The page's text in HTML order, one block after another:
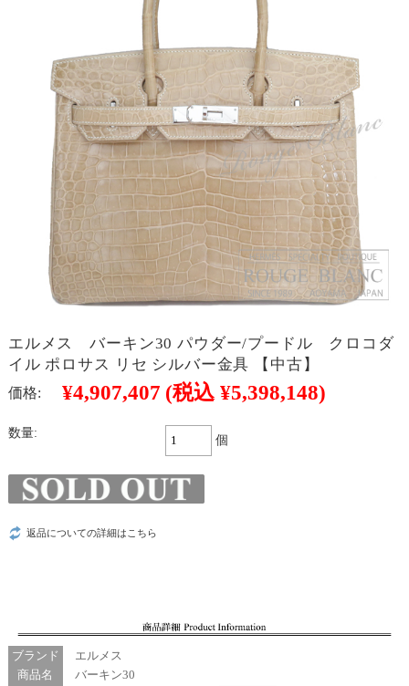
エルメス バーキン30 パウダー/プードル クロコダ
イル ポロサス リセ シルバー金具 【中古】
価格: ¥4,907,407 (税込 ¥5,398,148)
数量:
個
返品についての詳細はこちら
ブランド
エルメス
商品名
バーキン30